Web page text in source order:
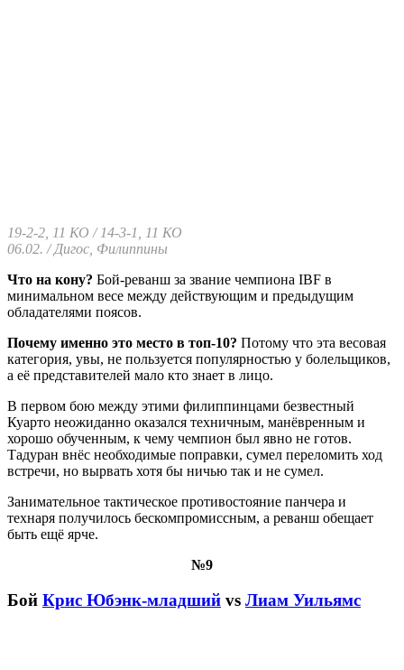
19-2-2, 11 КО / 14-3-1, 11 КО
06.02. / Дигос, Филиппины
Что на кону? Бой-реванш за звание чемпиона IBF в
минимальном весе между действующим и предыдущим
обладателями поясов.
Почему именно это место в топ-10? Потому что эта весовая
категория, увы, не пользуется популярностью у болельщиков,
а её представителей мало кто знает в лицо.
В первом бою между этими филиппинцами безвестный
Куарто неожиданно оказался техничным, манёвренным и
хорошо обученным, к чему чемпион был явно не готов.
Тадуран внёс необходимые поправки, сумел переломить ход
встречи, но вырвать хотя бы ничью так и не сумел.
Занимательное тактическое противостояние панчера и
технаря получилось бескомпромиссным, а реванш обещает
быть ещё ярче.
№9
Бой Крис Юбэнк-младший vs Лиам Уильямс